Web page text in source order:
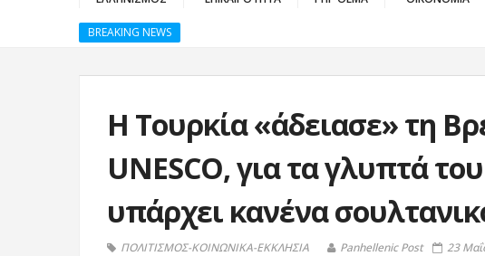
BREAKING NEWS
H Τουρκία «άδειασε» τη
UNESCO, για τα γλυπτά
υπάρχει κανένα
ΠΟΛΙΤΙΣΜΟΣ-ΚΟΙΝΩΝΙΚΑ-ΕΚΚΛΗΣΙΑ Panhellenic Post 23